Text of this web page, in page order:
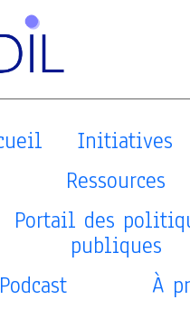
Initiatives
Ressources
Portail des
publiques
Podcast
À